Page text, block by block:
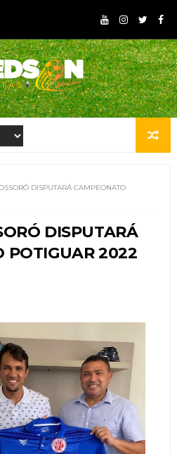
DISPUTARÁ CAMPEONATO
DISPUTARÁ
POTIGUAR 2022